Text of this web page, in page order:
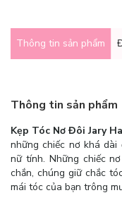
Thông tin sản phẩm
Thông tin sản phẩm
Kẹp Tóc Nơ Đôi Jary
những chiếc nơ khá
nữ tính. Những chiếc
chắn, chúng giữ chắc
mái tóc của bạn trông